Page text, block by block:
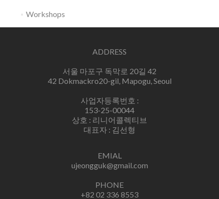
Workshops
ADDRESS
서울 마포구 독막로 20길 42
42 Dokmackro20-gil, Mapogu, Seoul
사업자등록번호 :
153-25-00044
상호 : 리니어콜렉티브
대표자 : 김선형
EMIAL
ujeongguk@gmail.com
PHONE
+82 02 336 8553